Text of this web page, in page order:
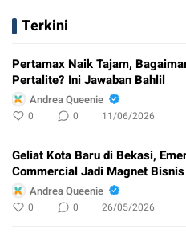
Terkini
Pertamax Naik Tajam,
Pertalite? Ini Jawaban Bahlil
Andrea Queenie
0 0 11/06/2026
Geliat Kota Baru di Bekasi,
Commercial Jadi Magnet
Andrea Queenie
0 0 26/05/2026